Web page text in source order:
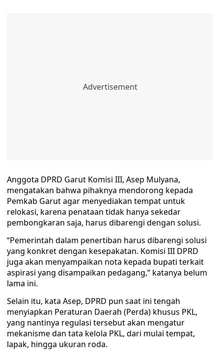
Anggota DPRD Garut Komisi III, Asep Mulyana,
mengatakan bahwa pihaknya mendorong kepada
Pemkab Garut agar menyediakan tempat untuk
relokasi, karena penataan tidak hanya sekedar
pembongkaran saja, harus dibarengi dengan solusi.
“Pemerintah dalam penertiban harus dibarengi solusi
yang konkret dengan kesepakatan. Komisi III DPRD
juga akan menyampaikan nota kepada bupati terkait
aspirasi yang disampaikan pedagang,” katanya belum
lama ini.
Selain itu, kata Asep, DPRD pun saat ini tengah
menyiapkan Peraturan Daerah (Perda) khusus PKL,
yang nantinya regulasi tersebut akan mengatur
mekanisme dan tata kelola PKL, dari mulai tempat,
lapak, hingga ukuran roda.